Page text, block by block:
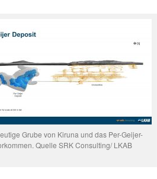
Grube von Kiruna und das Per-Geijer-
Quelle SRK Consulting/ LKAB